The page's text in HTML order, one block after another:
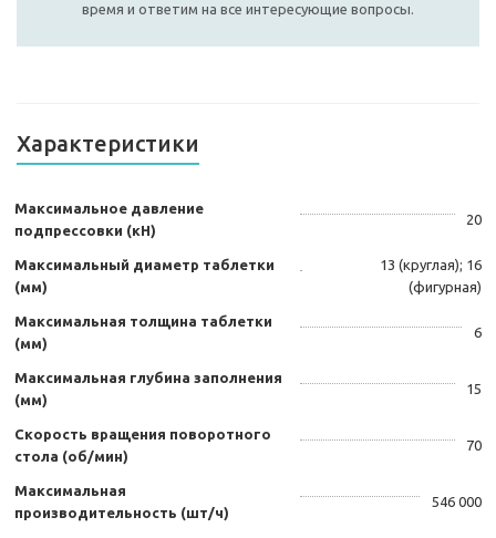
время и ответим на все интересующие вопросы.
Характеристики
Максимальное давление
подпрессовки (кН)
20
Максимальный диаметр таблетки
(мм)
13 (круглая); 16
(фигурная)
Максимальная толщина таблетки
(мм)
6
Максимальная глубина заполнения
(мм)
15
Скорость вращения поворотного
стола (об/мин)
70
Максимальная
производительность (шт/ч)
546 000